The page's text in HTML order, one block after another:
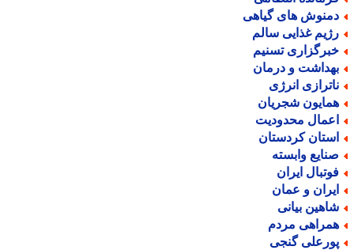
های گیاهی
غذایی سالم
تسنیم
و درمان
انرژی
شجریان
محدودیت
کردستان
وابسته
ایران
و عمان
بیانی
مردم
گنجی